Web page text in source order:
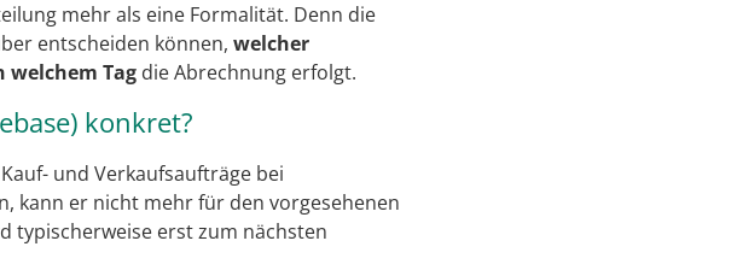
mehr als eine Formalität. Denn die
entscheiden können, welcher
welchem Tag die Abrechnung erfolgt.
konkret?
und Verkaufsaufträge bei
kann er nicht mehr für den vorgesehenen
typischerweise erst zum nächsten